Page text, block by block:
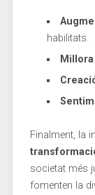
habilitats.
Finalment, la
societat més
fomenten la